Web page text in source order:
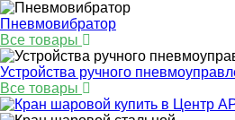
Пневмовибратор
Все товары
Устройства ручного
Все товары